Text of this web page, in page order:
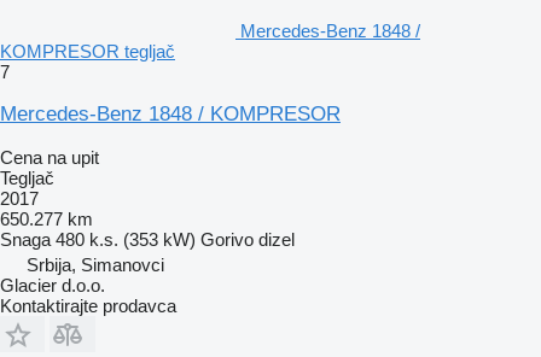
Mercedes-Benz 1848 /
KOMPRESOR tegljač
7
Mercedes-Benz 1848 / KOMPRESOR
Cena na upit
Tegljač
2017
650.277 km
Snaga 480 k.s. (353 kW) Gorivo dizel
Srbija, Simanovci
Glacier d.o.o.
Kontaktirajte prodavca